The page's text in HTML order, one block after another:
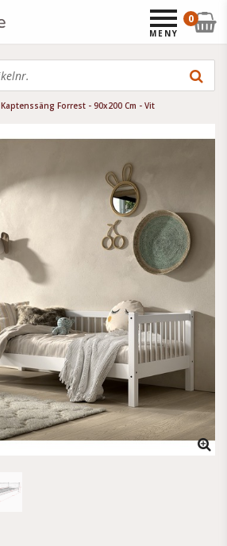
Kaptenssäng Forrest - 90x200 Cm - Vit
0
MENY